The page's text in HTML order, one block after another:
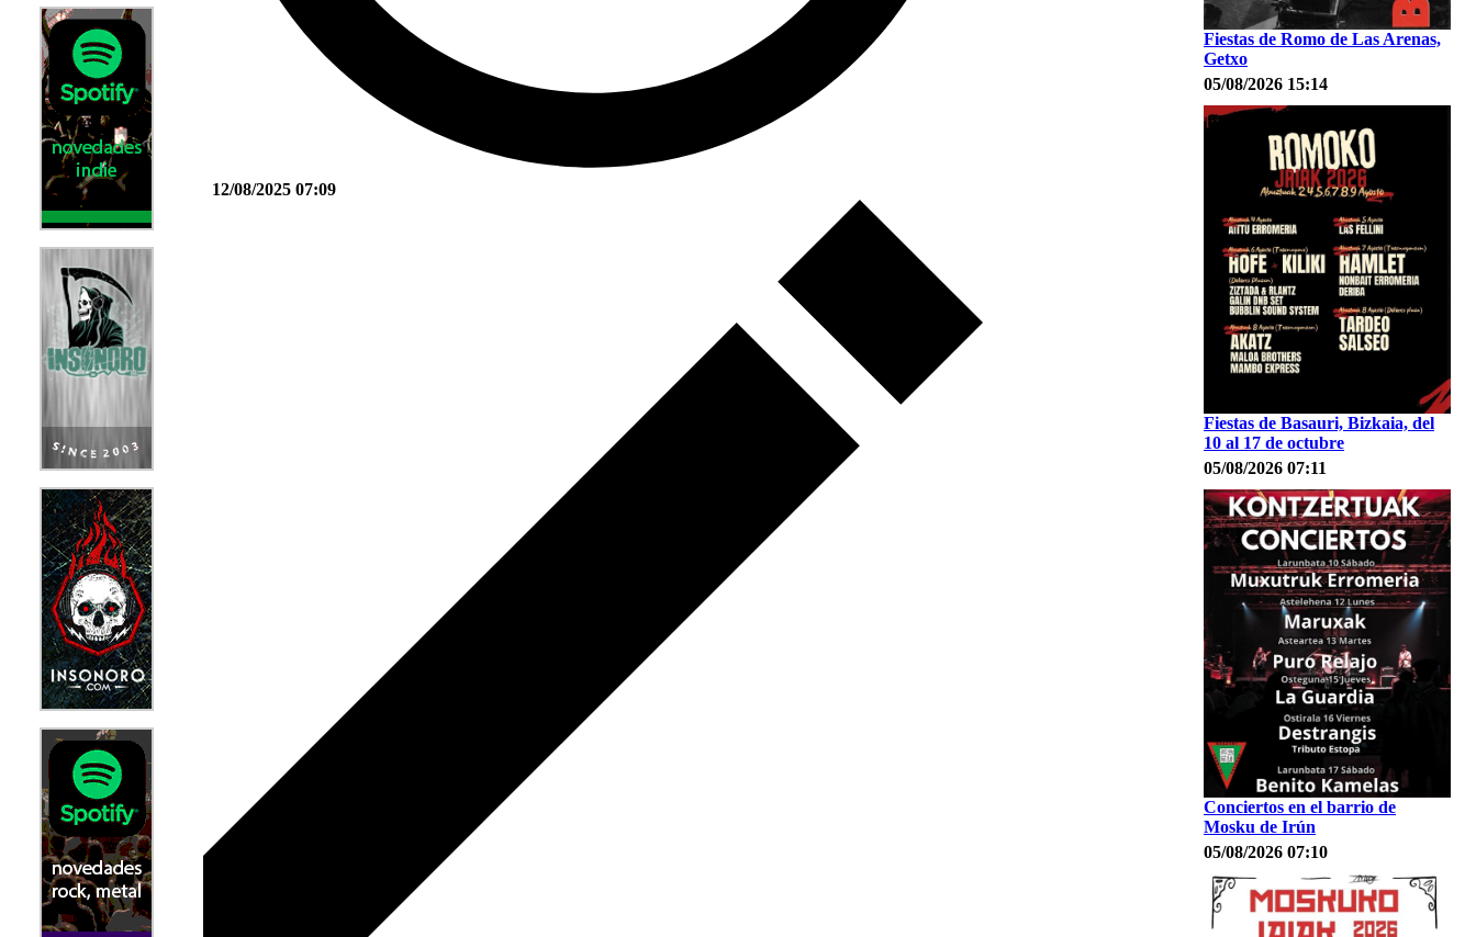
12/08/2025 07:09
Fiestas de Romo de Las Arenas,
Getxo
05/08/2026 15:14
Fiestas de Basauri, Bizkaia, del
10 al 17 de octubre
05/08/2026 07:11
Conciertos en el barrio de
Mosku de Irún
05/08/2026 07:10